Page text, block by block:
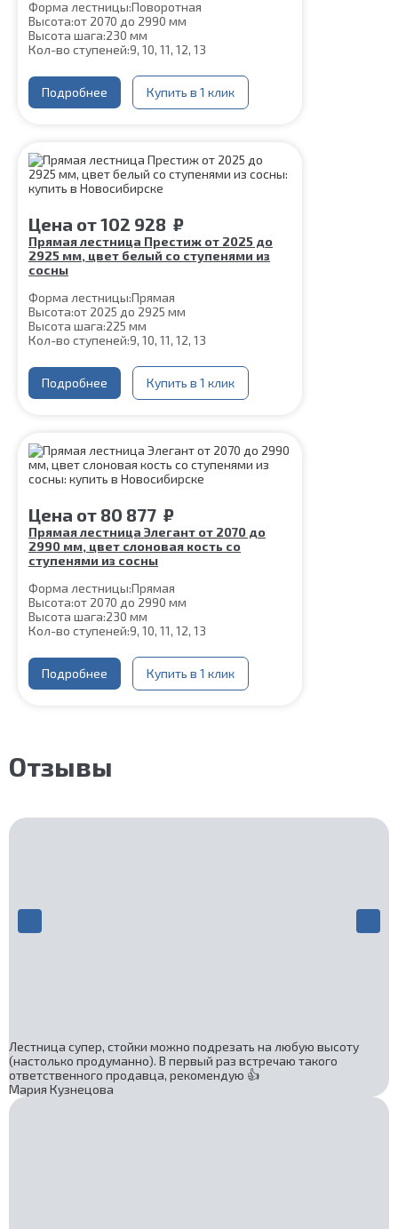
Форма лестницы:Поворотная
Высота:от 2070 до 2990 мм
Высота шага:230 мм
Кол-во ступеней:9, 10, 11, 12, 13
Глубина ступени:
300 мм
Ширина марша:
900 мм
Материал каркаса:Сталь
Угол наклона:45°
Срок гарантии (на металлокаркас):25 лет
Подробнее Купить в 1 клик
Цена от102 928 ₽
Прямая лестница Престиж от 2025 до
2925 мм, цвет белый со ступенями из
сосны
Форма лестницы:Прямая
Высота:от 2025 до 2925 мм
Высота шага:225 мм
Кол-во ступеней:9, 10, 11, 12, 13
Угол наклона:45°
Ширина марша:
900 мм
Глубина ступени:
300 мм
Материал ступеней: Сосна
Срок гарантии (на металлокаркас):25 лет
Подробнее Купить в 1 клик
Цена от 80 877 ₽
Прямая лестница Элегант от 2070 до
2990 мм, цвет слоновая кость со
ступенями из сосны
Форма лестницы:Прямая
Высота:от 2070 до 2990 мм
Высота шага:230 мм
Кол-во ступеней:9, 10, 11, 12, 13
Угол наклона:45°
Глубина ступени:
300 мм
Материал каркаса:Сталь
Подробнее Купить в 1 клик
Отзывы
Лестница супер, стойки можно подрезать на любую высоту
(настолько продуманно). В первый раз встречаю такого
ответственного продавца, рекомендую 👍
Мария Кузнецова